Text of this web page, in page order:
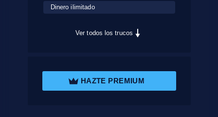
Dinero ilimitado
Ver todos los trucos
HAZTE PREMIUM